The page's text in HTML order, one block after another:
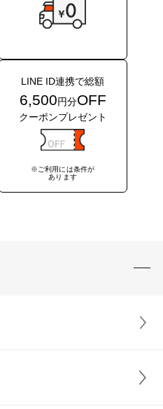
LINE ID連携で総額
6,500 円分OFF
クーポンプレゼント
※ご利用には条件が
あります